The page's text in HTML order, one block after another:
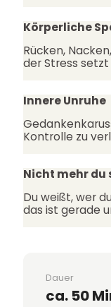
Körperliche
Rücken,
der Stress
Innere Unruhe
Kontrolle zu
Nicht mehr du
Du weißt, wer
das ist gerade
Dauer
ca. 50